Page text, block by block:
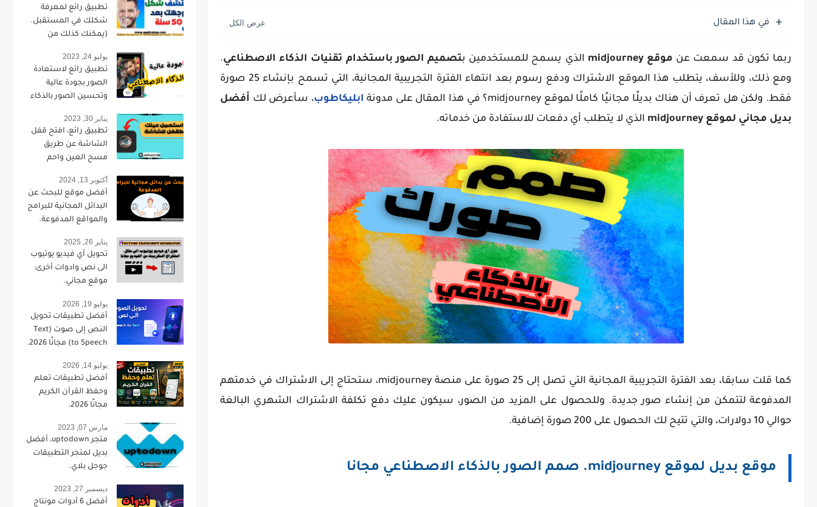
في هذا المقال
ربما تكون قد سمعت عن موقع midjourney الذي يسمح للمستخدمين بتصميم الصور باستخدام تقنيات الذكاء الاصطناعي.
ومع ذلك، وللأسف، يتطلب هذا الموقع الاشتراك ودفع رسوم بعد انتهاء الفترة التجريبية المجانية، التي تسمح بإنشاء 25 صورة
فقط. ولكن هل تعرف أن هناك بديلًا مجانيًا كاملًا لموقع midjourney؟ في هذا المقال على مدونة
ابليكاطوب، سأعرض لك أفضل
بديل مجاني لموقع midjourney
الذي لا يتطلب أي دفعات للاستفادة من خدماته.
كما قلت سابقا، بعد الفترة التجريبية المجانية التي تصل إلى 25 صورة على منصة midjourney، ستحتاج إلى الاشتراك في خدمتهم
المدفوعة لتتمكن من إنشاء صور جديدة. وللحصول على المزيد من الصور، سيكون عليك دفع تكلفة الاشتراك الشهري البالغة
حوالي 10 دولارات، والتي تتيح لك الحصول على 200 صورة إضافية.
موقع بديل لموقع midjourney. صمم الصور بالذكاء الاصطناعي مجانا
تطبيق رائع لمعرفة
شكلك في المستقبل.
(يمكنك كذلك من
يوليو 24, 2023
تطبيق رائع لاستعادة
الصور بجودة عالية
وتحسين الصور بالذكاء
يناير 30, 2023
تطبيق رائع، افتح قفل
الشاشة عن طريق
مسح العين واحم
أكتوبر 13, 2024
أفضل موقع للبحث عن
البدائل المجانية للبرامج
والمواقع المدفوعة.
يناير 26, 2025
تحويل أي فيديو يوتيوب
الى نص وادوات أخرى:
موقع مجاني.
يوليو 19, 2026
أفضل تطبيقات تحويل
النص إلى صوت (Text
to Speech) مجانًا 2026.
يوليو 14, 2026
أفضل تطبيقات تعلم
وحفظ القرآن الكريم
مجانًا 2026.
مارس 07, 2023
متجر uptodown، أفضل
بديل لمتجر التطبيقات
جوجل بلاي.
ديسمبر 27, 2023
أفضل 6 أدوات مونتاج